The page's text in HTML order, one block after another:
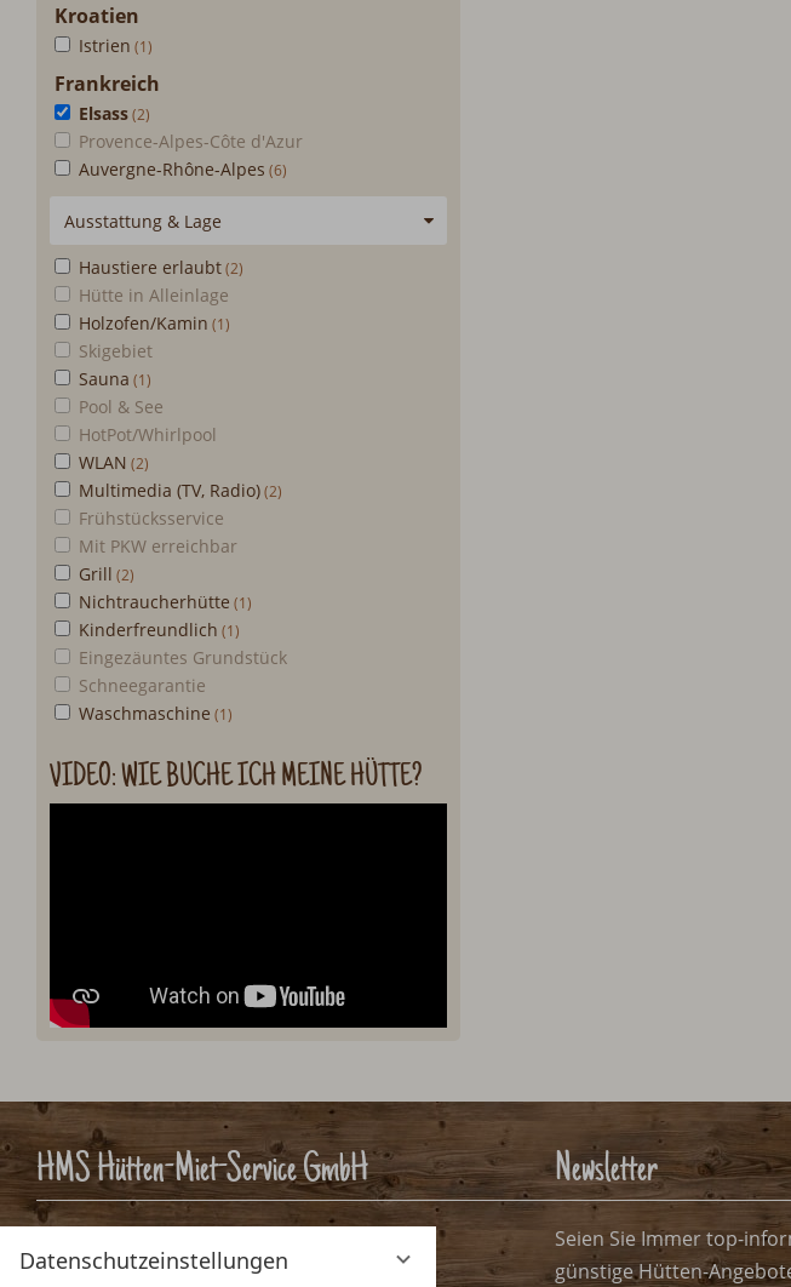
Datenschutzeinstellungen
Kroatien
Istrien
Frankreich
Elsass
Provence-Alpes-Côte d'Azur
Auvergne-Rhône-Alpes
Ausstattung & Lage
Haustiere erlaubt
Hütte in Alleinlage
Holzofen/Kamin
Skigebiet
Sauna
Pool & See
HotPot/Whirlpool
WLAN
Multimedia (TV, Radio)
Frühstücksservice
Mit PKW erreichbar
Grill
Nichtraucherhütte
Kinderfreundlich
Eingezäuntes Grundstück
Schneegarantie
Waschmaschine
VIDEO: WIE BUCHE ICH MEINE HÜTTE?
HMS Hütten-Miet-Service GmbH
A-9020 Klagenfurt, Österreich
Newsletter
Seien Sie Immer top-
günstige Hütten-